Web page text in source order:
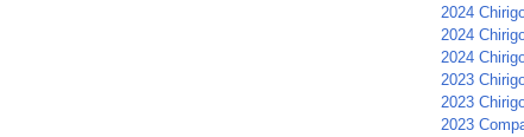
2024
2024
2024
2023
2023
2023